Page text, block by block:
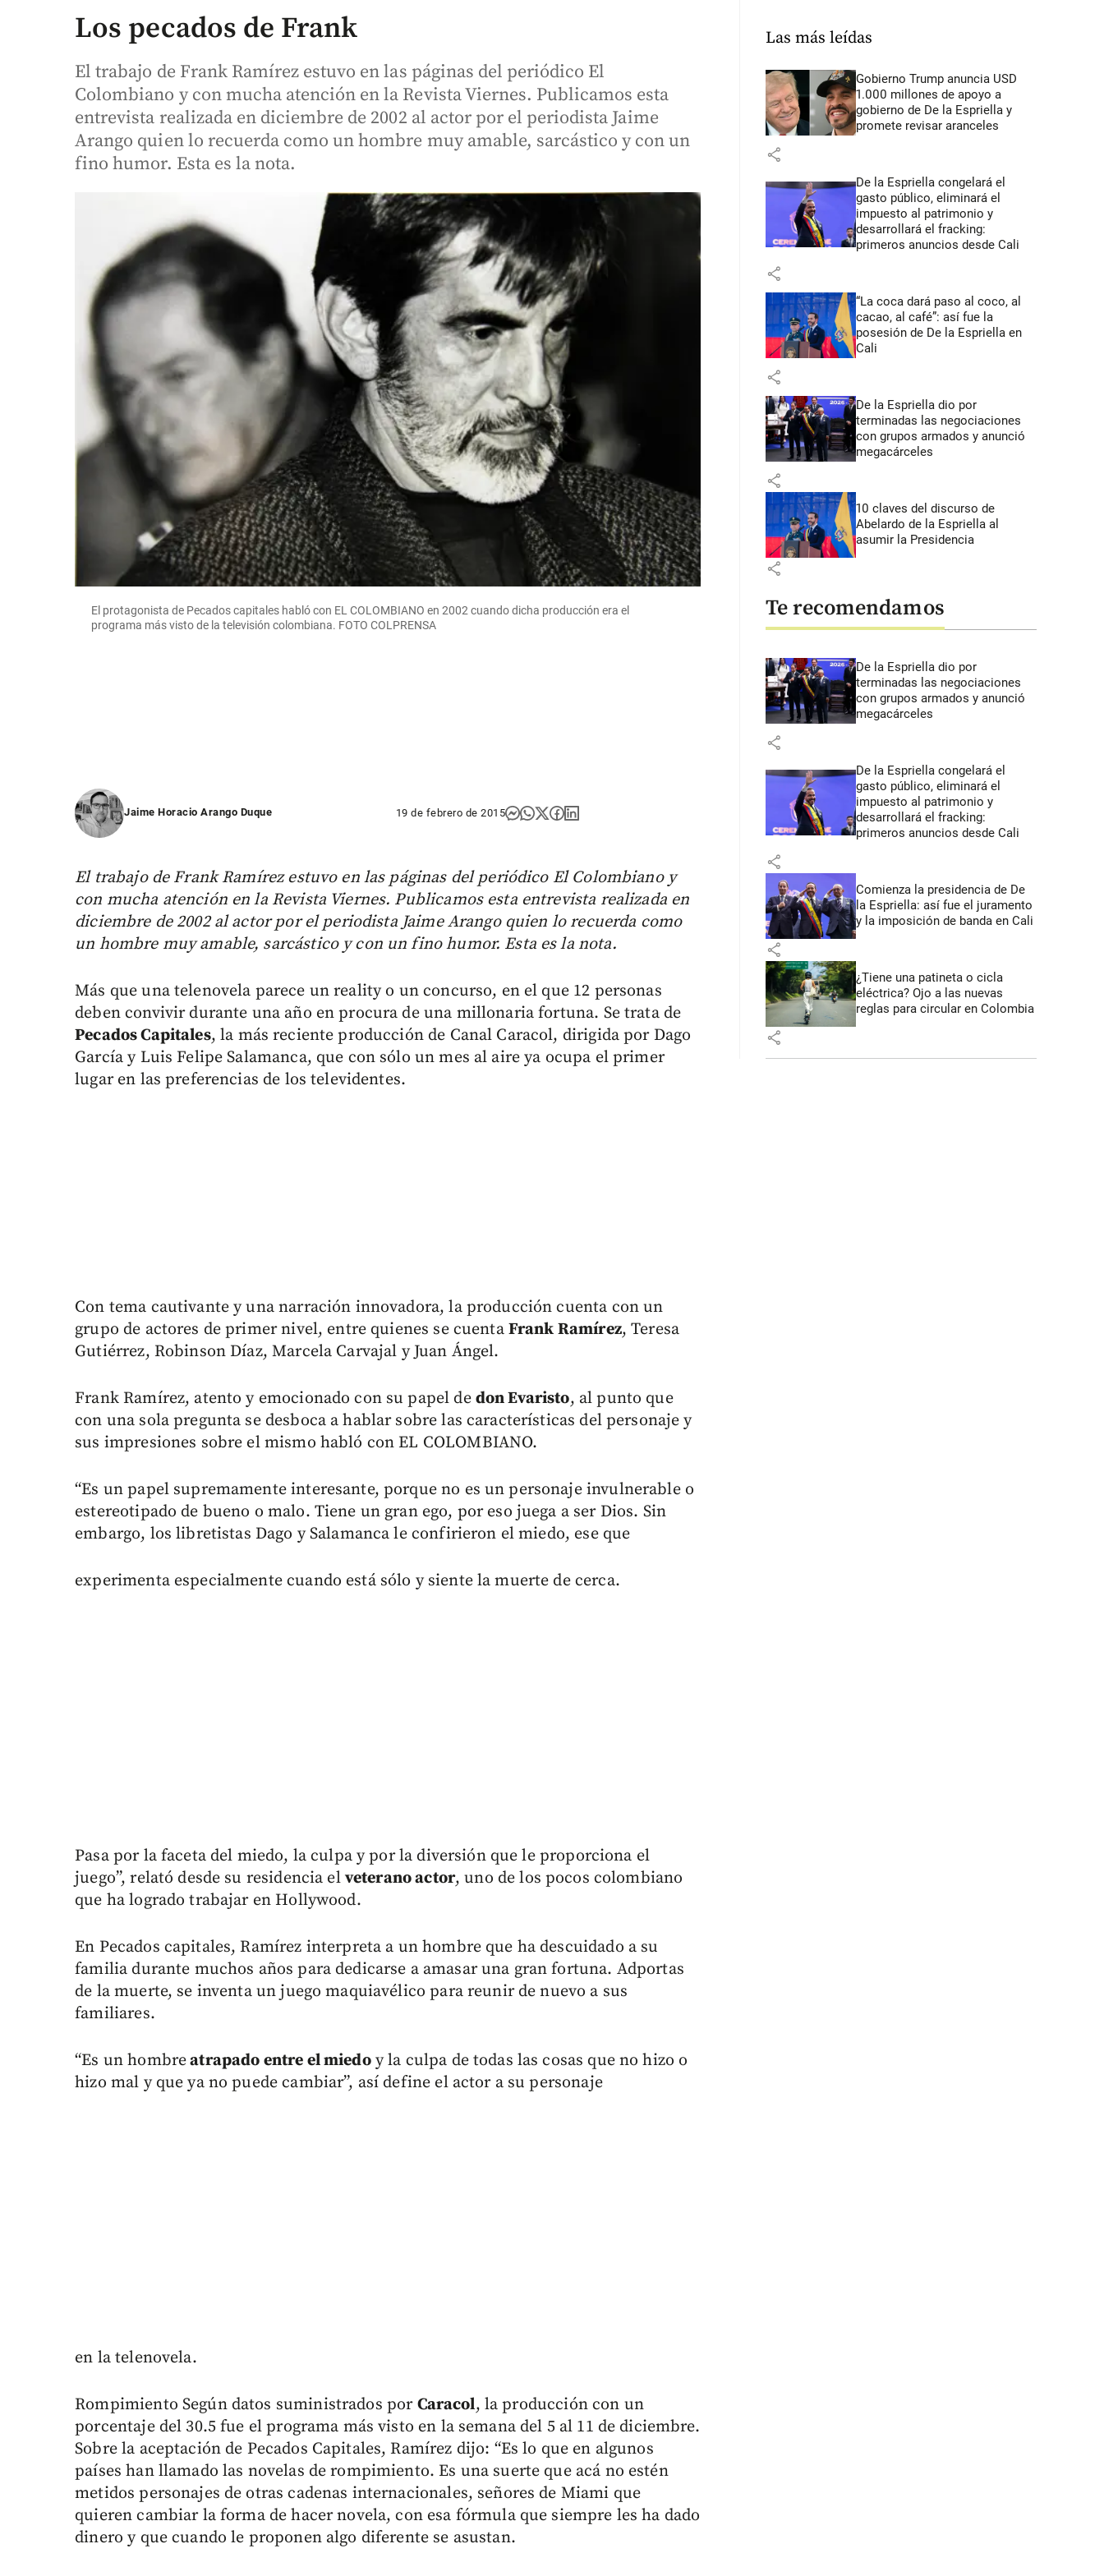
Los pecados de Frank
El trabajo de Frank Ramírez estuvo en las páginas del periódico El
Colombiano y con mucha atención en la Revista Viernes. Publicamos esta
entrevista realizada en diciembre de 2002 al actor por el periodista Jaime
Arango quien lo recuerda como un hombre muy amable, sarcástico y con un
fino humor. Esta es la nota.
El protagonista de Pecados capitales habló con EL COLOMBIANO en 2002 cuando dicha producción era el
programa más visto de la televisión colombiana. FOTO COLPRENSA
Jaime Horacio Arango Duque 19 de febrero de 2015
El trabajo de Frank Ramírez estuvo en las páginas del periódico El Colombiano y
con mucha atención en la Revista Viernes. Publicamos esta entrevista realizada en
diciembre de 2002 al actor por el periodista Jaime Arango quien lo recuerda como
un hombre muy amable, sarcástico y con un fino humor. Esta es la nota.
Más que una telenovela parece un reality o un concurso, en el que 12 personas
deben convivir durante una año en procura de una millonaria fortuna. Se trata de
Pecados Capitales, la más reciente producción de Canal Caracol, dirigida por Dago
García y Luis Felipe Salamanca, que con sólo un mes al aire ya ocupa el primer
lugar en las preferencias de los televidentes.
Con tema cautivante y una narración innovadora, la producción cuenta con un
grupo de actores de primer nivel, entre quienes se cuenta Frank Ramírez, Teresa
Gutiérrez, Robinson Díaz, Marcela Carvajal y Juan Ángel.
Frank Ramírez, atento y emocionado con su papel de don Evaristo, al punto que
con una sola pregunta se desboca a hablar sobre las características del personaje y
sus impresiones sobre el mismo habló con EL COLOMBIANO.
“Es un papel supremamente interesante, porque no es un personaje invulnerable o
estereotipado de bueno o malo. Tiene un gran ego, por eso juega a ser Dios. Sin
embargo, los libretistas Dago y Salamanca le confirieron el miedo, ese que
experimenta especialmente cuando está sólo y siente la muerte de cerca.
Pasa por la faceta del miedo, la culpa y por la diversión que le proporciona el
juego”, relató desde su residencia el veterano actor, uno de los pocos colombiano
que ha logrado trabajar en Hollywood.
En Pecados capitales, Ramírez interpreta a un hombre que ha descuidado a su
familia durante muchos años para dedicarse a amasar una gran fortuna. Adportas
de la muerte, se inventa un juego maquiavélico para reunir de nuevo a sus
familiares.
“Es un hombreatrapado entre el miedoy la culpa de todas las cosas que no hizo o
hizo mal y que ya no puede cambiar”, así define el actor a su personaje
en la telenovela.
Rompimiento Según datos suministrados por Caracol, la producción con un
porcentaje del 30.5 fue el programa más visto en la semana del 5 al 11 de diciembre.
Sobre la aceptación de Pecados Capitales, Ramírez dijo: “Es lo que en algunos
países han llamado las novelas de rompimiento. Es una suerte que acá no estén
metidos personajes de otras cadenas internacionales, señores de Miami que
quieren cambiar la forma de hacer novela, con esa fórmula que siempre les ha dado
dinero y que cuando le proponen algo diferente se asustan.
Las más leídas
Gobierno Trump anuncia USD
1.000 millones de apoyo a
gobierno de De la Espriella y
promete revisar aranceles
share
De la Espriella congelará el
gasto público, eliminará el
impuesto al patrimonio y
desarrollará el fracking:
primeros anuncios desde Cali
share
“La coca dará paso al coco, al
cacao, al café”: así fue la
posesión de De la Espriella en
Cali
share
De la Espriella dio por
terminadas las negociaciones
con grupos armados y anunció
megacárceles
share
10 claves del discurso de
Abelardo de la Espriella al
asumir la Presidencia
share
Te recomendamos
De la Espriella dio por
terminadas las negociaciones
con grupos armados y anunció
megacárceles
share
De la Espriella congelará el
gasto público, eliminará el
impuesto al patrimonio y
desarrollará el fracking:
primeros anuncios desde Cali
share
Comienza la presidencia de De
la Espriella: así fue el juramento
y la imposición de banda en Cali
share
¿Tiene una patineta o cicla
eléctrica? Ojo a las nuevas
reglas para circular en Colombia
share